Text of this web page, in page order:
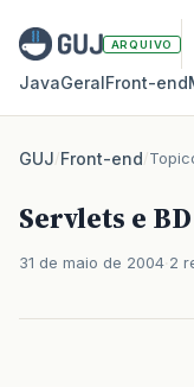
ARQUIVO
JavaGeralFront‑end
GUJ/Front-end/
Servlets e
31 de maio de 2004 2